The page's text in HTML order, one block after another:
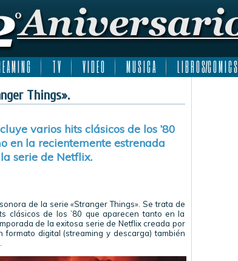
A M I N G T V V I D E O M U S I C A L I B R O S/C O M I C S
Things».
varios hits clásicos de los ’80
en la recientemente estrenada
serie de Netflix.
de la serie «Stranger Things». Se trata de
clásicos de los ’80 que aparecen tanto en la
de la exitosa serie de Netflix creada por
formato digital (streaming y descarga) también